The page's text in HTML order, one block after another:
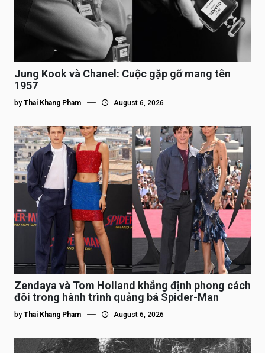
Jung Kook và Chanel: Cuộc gặp gỡ mang tên
1957
by Thai Khang Pham August 6, 2026
Zendaya và Tom Holland khẳng định phong cách
đôi trong hành trình quảng bá Spider-Man
by Thai Khang Pham August 6, 2026